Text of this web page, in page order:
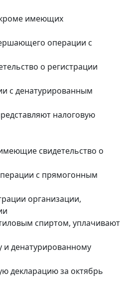
имеющих
операции с
о регистрации
с денатурированным
налоговую
свидетельство о
с прямогонным
организации,
спиртом, уплачивают
денатурированному
декларацию за октябрь